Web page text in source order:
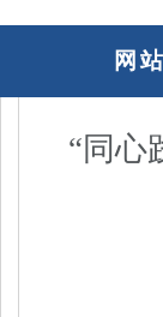
网
“同心